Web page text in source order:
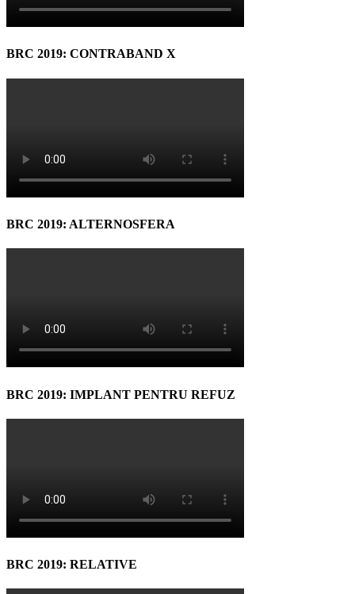
BRC 2019: CONTRABAND X
BRC 2019: ALTERNOSFERA
BRC 2019: IMPLANT PENTRU REFUZ
BRC 2019: RELATIVE